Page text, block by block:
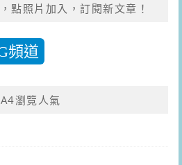
點照片加入，訂閱新文章！
頻道
瀏覽人氣